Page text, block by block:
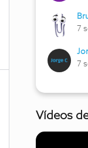
7
7
Vídeos